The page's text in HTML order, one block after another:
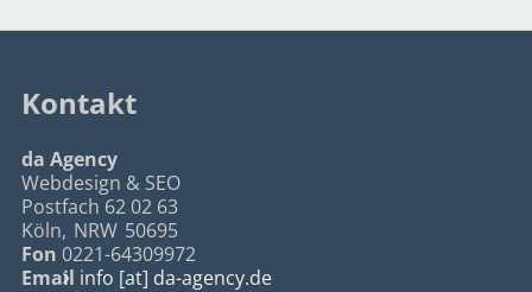
Kontakt
da Agency
Webdesign & SEO
Postfach 62 02 63
Köln, NRW 50695
Fon 0221-64309972
Email info [at] da-agency.de